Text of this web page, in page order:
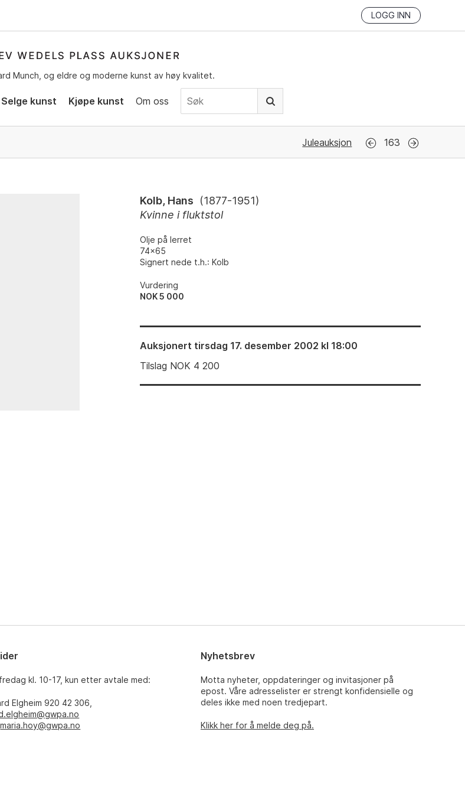
LOGG INN
Munch, og eldre og moderne kunst av høy kvalitet.
Selge kunst Kjøpe kunst Om oss
Juleauksjon 163
Kolb, Hans (1877-1951)
Kvinne i fluktstol
Olje på lerret
74x65
Signert nede t.h.: Kolb
Vurdering
NOK 5 000
Auksjonert tirsdag 17. desember 2002 kl 18:00
Tilslag NOK 4 200
kl. 10-17, kun etter avtale med:
Elgheim 920 42 306,
maria.hoy@gwpa.no
Nyhetsbrev
Motta nyheter, oppdateringer og invitasjoner på
epost. Våre adresselister er strengt konfidensielle og
deles ikke med noen tredjepart.
Klikk her for å melde deg på.